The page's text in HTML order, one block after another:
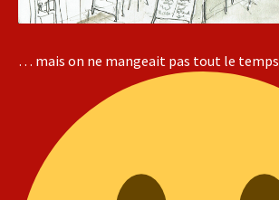
… mais on ne mangeait pas tout le temps